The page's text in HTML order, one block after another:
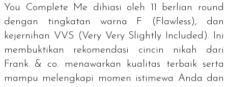
You Complete Me dihiasi oleh 11 berlian round
dengan tingkatan warna F ( Flawless ), dan
kejernihan VVS ( Very Very Slightly Included ). Ini
membuktikan rekomendasi cincin nikah dari
Frank & co. menawarkan kualitas terbaik serta
mampu melengkapi momen istimewa Anda dan